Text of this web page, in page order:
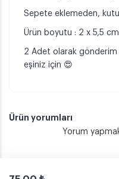
Sepete eklemeden,
Ürün boyutu : 2 x 5,5
2 Adet olarak gönderim
eşiniz için 😍
Ürün yorumları
Yorum